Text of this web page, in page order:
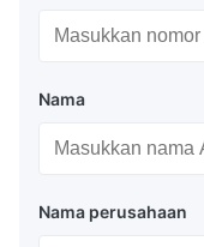
Nama
Nama perusahaan